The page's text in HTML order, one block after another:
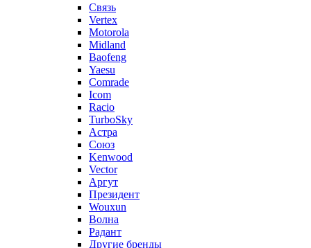
Связь
Vertex
Motorola
Midland
Baofeng
Yaesu
Comrade
Icom
Racio
TurboSky
Астра
Союз
Kenwood
Vector
Аргут
Президент
Wouxun
Волна
Радант
Другие бренды